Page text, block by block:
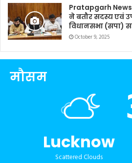
Pratapgarh
ने बतौर सदस्य एवं
विधानसभा (सपा)
October 9, 2025
मौसम
Lucknow
Scattered Clouds